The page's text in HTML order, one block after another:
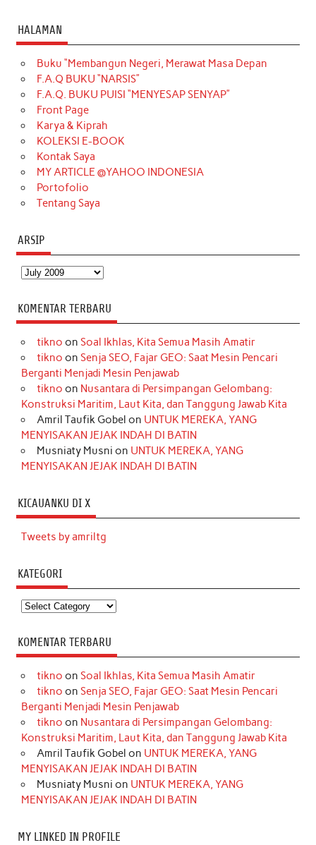
c
e
b
o
o
k
t
a
g
r
a
m
T
o
k
t
e
r
k
e
d
t
t
e
T
u
b
HALAMAN
Buku “Membangun Negeri, Merawat Masa Depan
F.A.Q BUKU “NARSIS”
F.A.Q. BUKU PUISI “MENYESAP SENYAP”
Front Page
Karya & Kiprah
KOLEKSI E-BOOK
Kontak Saya
MY ARTICLE @YAHOO INDONESIA
Portofolio
Tentang Saya
ARSIP
Arsip
KOMENTAR TERBARU
tikno on Soal Ikhlas, Kita Semua Masih Amatir
tikno on Senja SEO, Fajar GEO: Saat Mesin Pencari
Berganti Menjadi Mesin Penjawab
tikno on Nusantara di Persimpangan Gelombang:
Konstruksi Maritim, Laut Kita, dan Tanggung Jawab Kita
Amril Taufik Gobel on UNTUK MEREKA, YANG
MENYISAKAN JEJAK INDAH DI BATIN
Musniaty Musni on UNTUK MEREKA, YANG
MENYISAKAN JEJAK INDAH DI BATIN
KICAUANKU DI X
Tweets by amriltg
KATEGORI
Kategori
KOMENTAR TERBARU
tikno on Soal Ikhlas, Kita Semua Masih Amatir
tikno on Senja SEO, Fajar GEO: Saat Mesin Pencari
Berganti Menjadi Mesin Penjawab
tikno on Nusantara di Persimpangan Gelombang:
Konstruksi Maritim, Laut Kita, dan Tanggung Jawab Kita
Amril Taufik Gobel on UNTUK MEREKA, YANG
MENYISAKAN JEJAK INDAH DI BATIN
Musniaty Musni on UNTUK MEREKA, YANG
MENYISAKAN JEJAK INDAH DI BATIN
MY LINKED IN PROFILE